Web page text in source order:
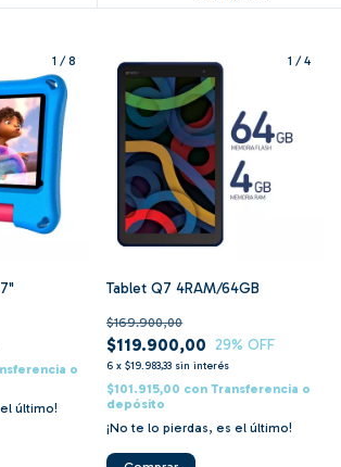
1 /8
o
último!
1 /4
Tablet Q7 4RAM/64GB
$119.900,00
$169.900,00
29% OFF
6 x $19.983,33 sin interés
$101.915,00 con Transferencia o
depósito
¡No te lo pierdas, es el último!